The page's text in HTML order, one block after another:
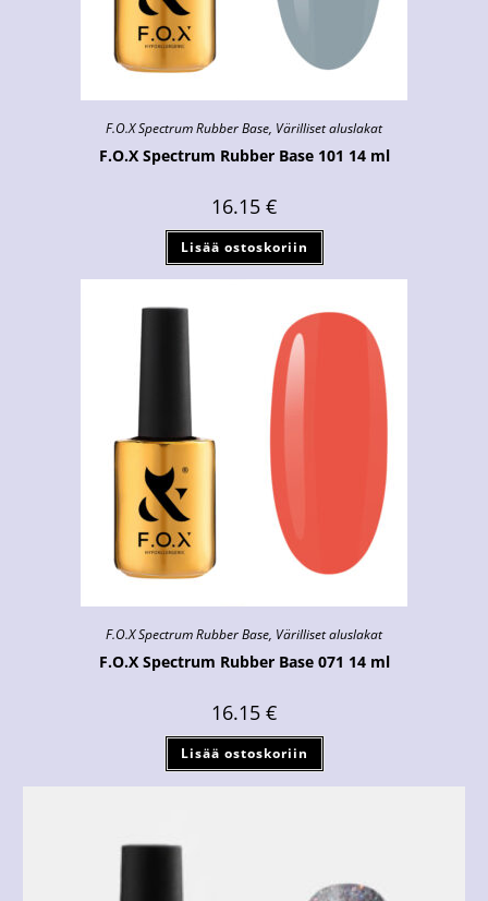
F.O.X Spectrum Rubber Base, Värilliset aluslakat
F.O.X Spectrum Rubber Base 101 14 ml
16.15 €
Lisää ostoskoriin
F.O.X Spectrum Rubber Base, Värilliset aluslakat
F.O.X Spectrum Rubber Base 071 14 ml
16.15 €
Lisää ostoskoriin